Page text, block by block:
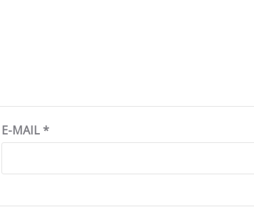
E-MAIL*